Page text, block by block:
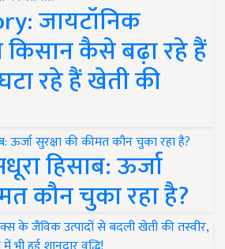
जायटॉनिक
किसान कैसे बढ़ा रहे हैं
रहे हैं खेती की
हिसाब: ऊर्जा
कौन चुका रहा है?